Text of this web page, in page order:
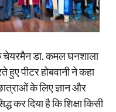
डा. कमल घनशाला
हुए पीटर होबवानी ने कहा
के लिए ज्ञान और
कर दिया है कि शिक्षा किसी